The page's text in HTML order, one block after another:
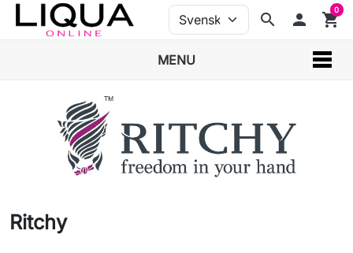
search person shopping_cart
0
MENU
Ritchy